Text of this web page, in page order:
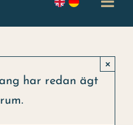
har redan ägt
rum.
×